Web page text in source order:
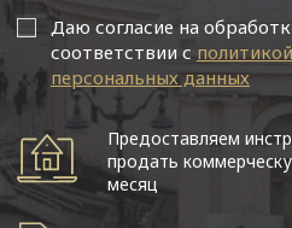
Даю согласие на
соответствии с
персональных данных
Предоставляем
продать
месяц